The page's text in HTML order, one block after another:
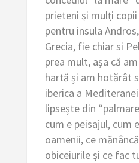
prieteni și mulți
pentru insula
Grecia, fie chiar si
prea mult, așa că
hartă și am hotărât
iberica a
lipsește din
cum e peisajul, cum
oamenii, ce
obiceiurile și ce fac